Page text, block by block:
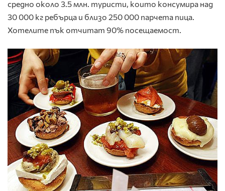
средно около 3.5 млн. туристи, които консумира над
30 000 кг ребърца и близо 250 000 парчета пица.
Хотелите пък отчитат 90% посещаемост.